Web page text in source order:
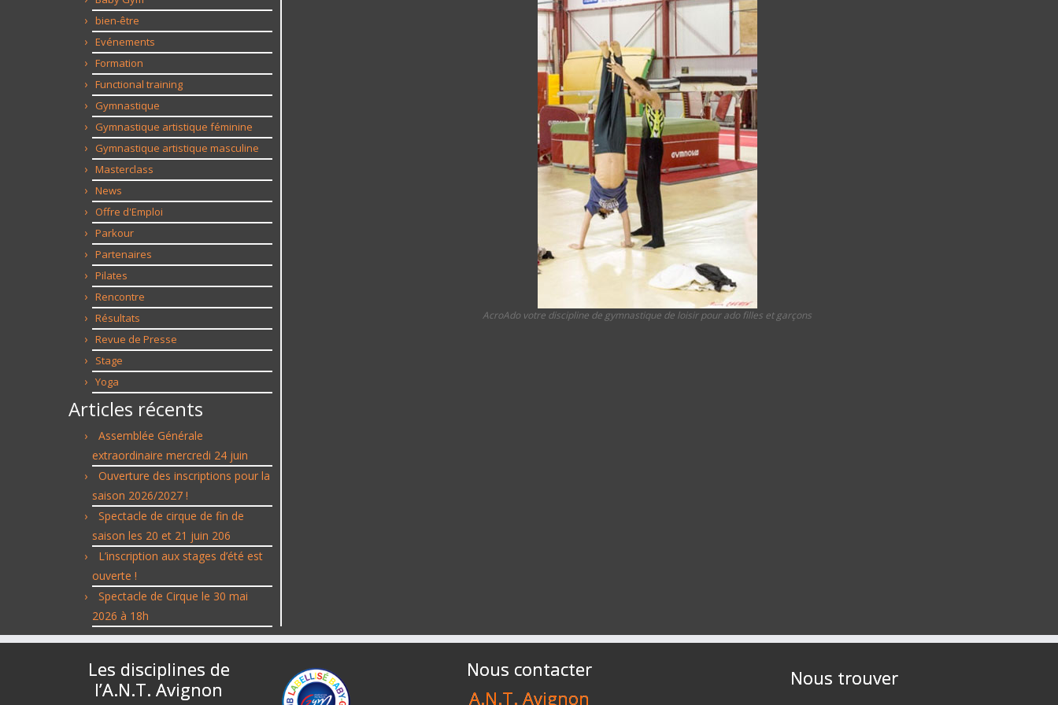
bien-être
Evénements
Formation
Functional training
Gymnastique
Gymnastique artistique féminine
Gymnastique artistique masculine
Masterclass
News
Offre d'Emploi
Parkour
Partenaires
Pilates
Rencontre
Résultats
Revue de Presse
Stage
Yoga
Articles récents
Assemblée Générale
extraordinaire mercredi 24 juin
Ouverture des inscriptions pour la
saison 2026/2027 !
Spectacle de cirque de fin de
saison les 20 et 21 juin 206
L’inscription aux stages d’été est
ouverte !
Spectacle de Cirque le 30 mai
2026 à 18h
AcroAdo votre discipline de gymnastique de loisir pour ado filles et garçons
Les disciplines de
l’A.N.T. Avignon
Nous contacter
A.N.T. Avignon
Nous trouver